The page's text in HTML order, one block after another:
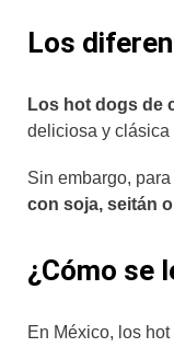
Los
Los hot dogs de
deliciosa y clásica
Sin embargo,
con soja, seitán
¿Cómo se
En México, los